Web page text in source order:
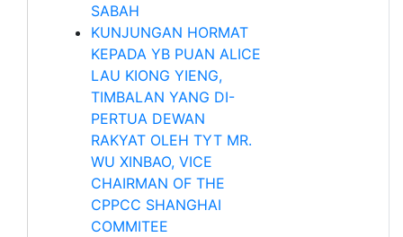
SABAH
KUNJUNGAN HORMAT
KEPADA YB PUAN ALICE
LAU KIONG YIENG,
TIMBALAN YANG DI-
PERTUA DEWAN
RAKYAT OLEH TYT MR.
WU XINBAO, VICE
CHAIRMAN OF THE
CPPCC SHANGHAI
COMMITEE